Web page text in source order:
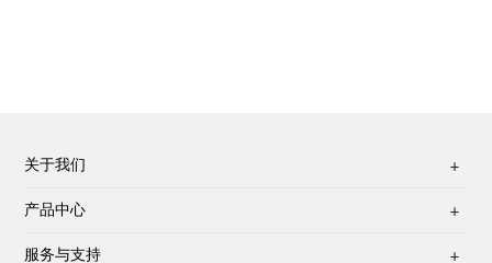
关于我们 
产品中心 
服务与支持 